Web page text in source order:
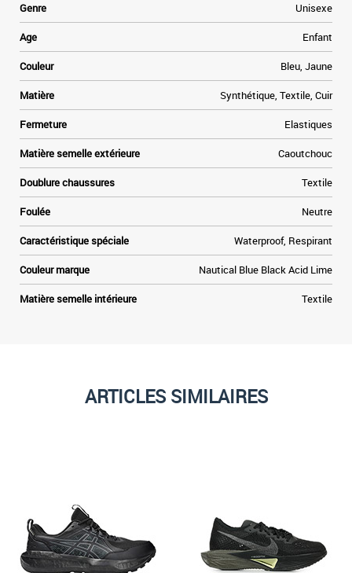
Genre Unisexe
Age Enfant
Couleur Bleu, Jaune
Matière Synthétique, Textile, Cuir
Fermeture Elastiques
Matière semelle extérieure Caoutchouc
Doublure chaussures Textile
Foulée Neutre
Caractéristique spéciale Waterproof, Respirant
Couleur marque Nautical Blue Black Acid Lime
Matière semelle intérieure Textile
ARTICLES SIMILAIRES